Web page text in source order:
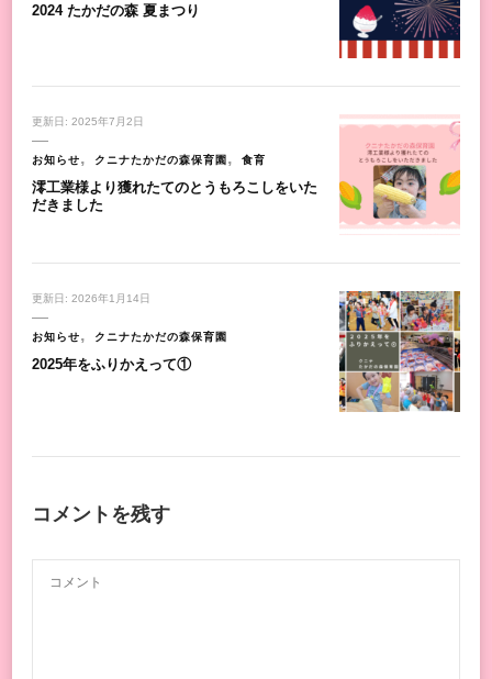
2024 たかだの森 夏まつり
更新日: 2025年7月2日
お知らせ クニナたかだの森保育園 食育
澪工業様より獲れたてのとうもろこしをいた
だきました
更新日: 2026年1月14日
お知らせ クニナたかだの森保育園
2025年をふりかえって①
コメントを残す